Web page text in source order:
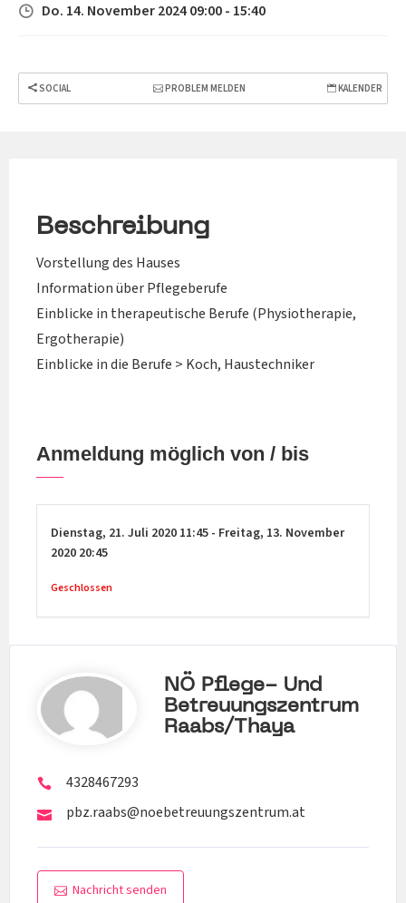
Do. 14. November 2024 09:00 - 15:40
SOCIAL PROBLEM MELDEN KALENDER
Beschreibung
Vorstellung des Hauses
Information über Pflegeberufe
Einblicke in therapeutische Berufe (Physiotherapie,
Ergotherapie)
Einblicke in die Berufe > Koch, Haustechniker
Anmeldung möglich von / bis
Dienstag, 21. Juli 2020 11:45 - Freitag, 13. November
2020 20:45
Geschlossen
NÖ Pflege- Und
Betreuungszentrum
Raabs/Thaya
4328467293
pbz.raabs@noebetreuungszentrum.at
Nachricht senden